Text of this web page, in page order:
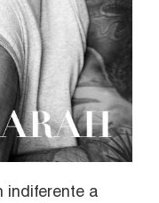
indiferente a